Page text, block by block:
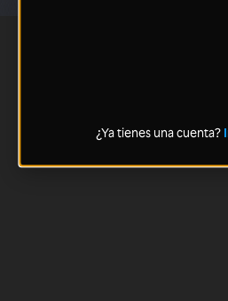
¿Ya tienes una cuenta?